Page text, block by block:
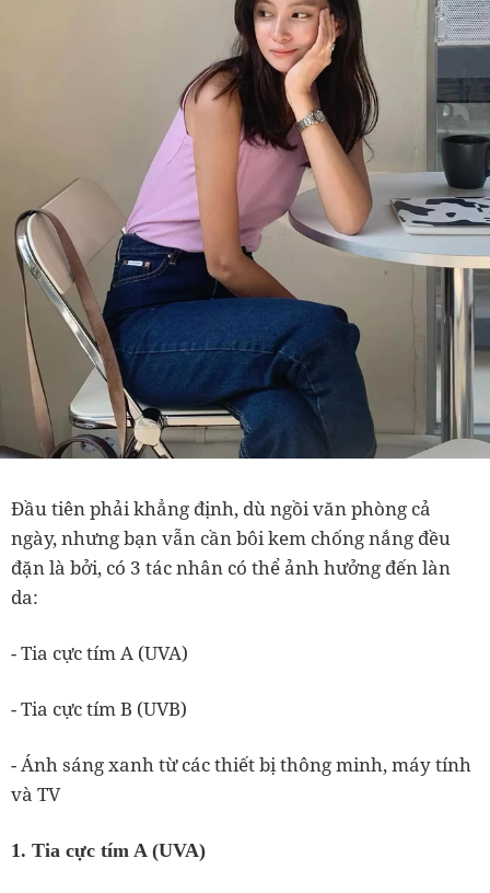
Đầu tiên phải khẳng định, dù ngồi văn phòng cả
ngày, nhưng bạn vẫn cần bôi kem chống nắng đều
đặn là bởi, có 3 tác nhân có thể ảnh hưởng đến làn
da:
- Tia cực tím A (UVA)
- Tia cực tím B (UVB)
- Ánh sáng xanh từ các thiết bị thông minh, máy tính
và TV
1. Tia cực tím A (UVA)